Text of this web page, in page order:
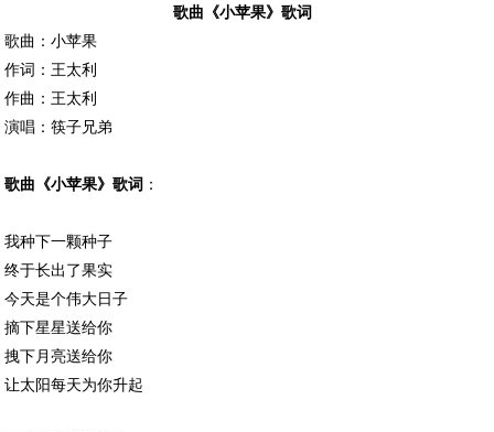
歌曲《小苹果》歌词
歌曲：小苹果
作词：王太利
作曲：王太利
演唱：筷子兄弟
歌曲《小苹果》歌词 ：
我种下一颗种子
终于长出了果实
今天是个伟大日子
摘下星星送给你
拽下月亮送给你
让太阳每天为你升起